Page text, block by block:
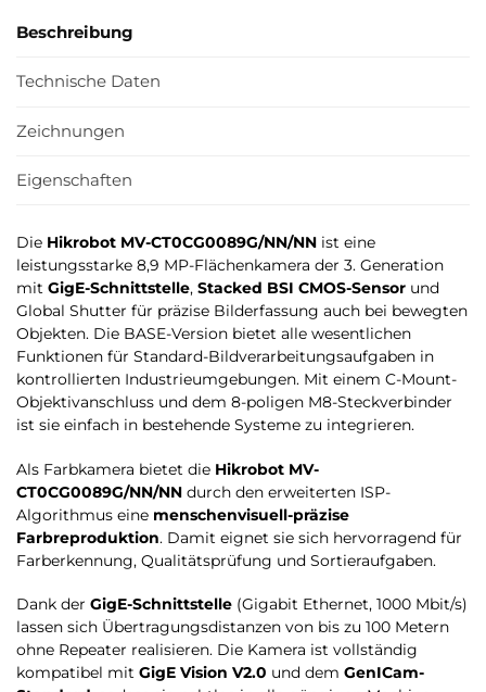
Beschreibung
Technische Daten
Zeichnungen
Eigenschaften
Die Hikrobot MV-CT0CG0089G/NN/NN ist eine
leistungsstarke 8,9 MP-Flächenkamera der 3. Generation
mit GigE-Schnittstelle, Stacked BSI CMOS-Sensor und
Global Shutter für präzise Bilderfassung auch bei bewegten
Objekten. Die BASE-Version bietet alle wesentlichen
Funktionen für Standard-Bildverarbeitungsaufgaben in
kontrollierten Industrieumgebungen. Mit einem C-Mount-
Objektivanschluss und dem 8-poligen M8-Steckverbinder
ist sie einfach in bestehende Systeme zu integrieren.
Als Farbkamera bietet die Hikrobot MV-
CT0CG0089G/NN/NN durch den erweiterten ISP-
Algorithmus eine menschenvisuell-präzise
Farbreproduktion. Damit eignet sie sich hervorragend für
Farberkennung, Qualitätsprüfung und Sortieraufgaben.
Dank der GigE-Schnittstelle (Gigabit Ethernet, 1000 Mbit/s)
lassen sich Übertragungsdistanzen von bis zu 100 Metern
ohne Repeater realisieren. Die Kamera ist vollständig
kompatibel mit GigE Vision V2.0 und dem GenICam-